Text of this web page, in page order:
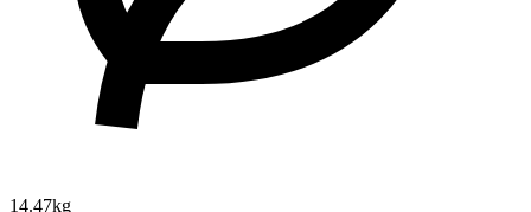
14.47kg